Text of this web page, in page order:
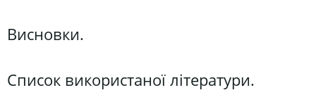
Висновки.
Список використаної літератури.